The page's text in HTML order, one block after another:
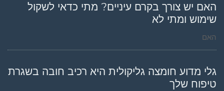
האם יש צורך בקרם עיניים? מתי כדאי לשקול
שימוש ומתי לא
האם
גלי מדוע חומצה גליקולית היא רכיב חובה בשגרת
טיפוח שלך